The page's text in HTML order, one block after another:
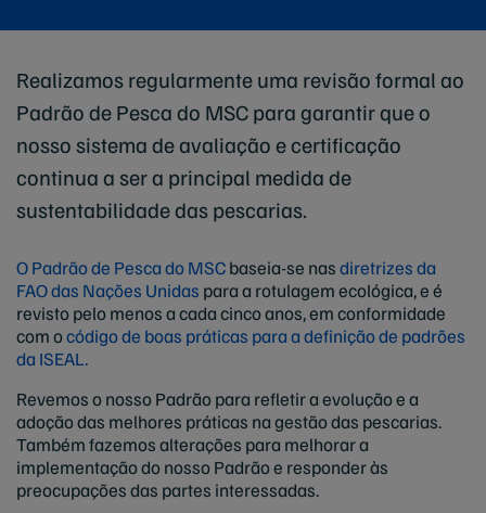
Realizamos regularmente uma revisão formal ao
Padrão de Pesca do MSC para garantir que o
nosso sistema de avaliação e certificação
continua a ser a principal medida de
sustentabilidade das pescarias.
O Padrão de Pesca do MSCbaseia-se nasdiretrizes da
FAO das Nações Unidas para a rotulagem ecológica, e é
revisto pelo menos a cada cinco anos, em conformidade
com ocódigo de boas práticas para a definição de padrões
da ISEAL.
Revemos o nosso Padrão para refletir a evolução e a
adoção das melhores práticas na gestão das pescarias.
Também fazemos alterações para melhorar a
implementação do nosso Padrão e responder às
preocupações das partes interessadas.